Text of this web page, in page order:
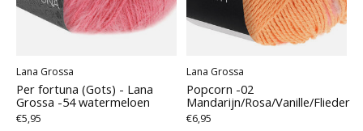
Lana Grossa
Per fortuna (Gots) - Lana
Grossa -54 watermeloen
€5,95
Lana Grossa
Popcorn -02
Mandarijn/Rosa/Vanille/Flieder
€6,95